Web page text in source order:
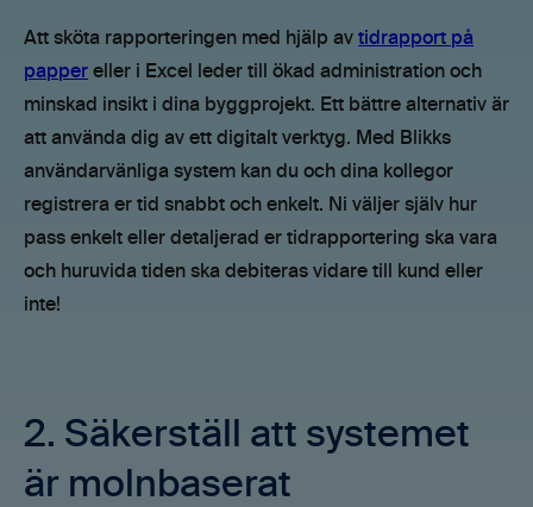
Att sköta rapporteringen med hjälp av tidrapport på
papper eller i Excel leder till ökad administration och
minskad insikt i dina byggprojekt. Ett bättre alternativ är
att använda dig av ett digitalt verktyg. Med Blikks
användarvänliga system kan du och dina kollegor
registrera er tid snabbt och enkelt. Ni väljer själv hur
pass enkelt eller detaljerad er tidrapportering ska vara
och huruvida tiden ska debiteras vidare till kund eller
inte!
2. Säkerställ att systemet
är molnbaserat